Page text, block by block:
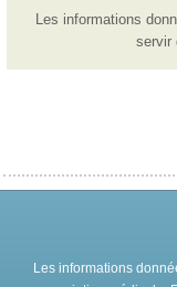
Les informations
servir
Les informations